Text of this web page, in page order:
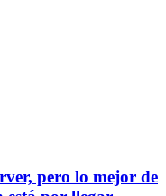
pero lo mejor de